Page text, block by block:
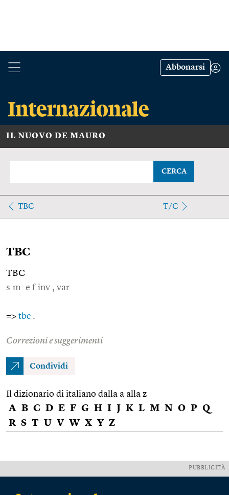
Abbonarsi
IL NUOVO DE MAURO
CERCA
TBC T/C
TBC
TBC
s.m. e f.inv., var.
=> tbc
Correzioni e suggerimenti
Condividi
Il dizionario di italiano dalla a alla z
A B C D E F G H I J K L M N O P Q
R S T U V W X Y Z
PUBBLICITÀ